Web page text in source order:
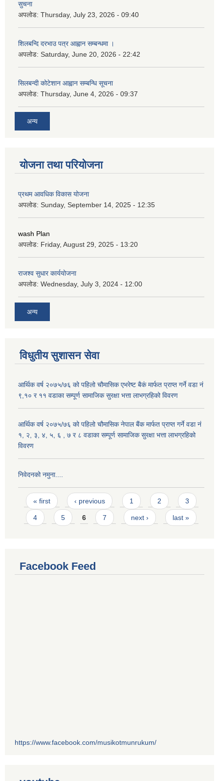
सुचना
अपलोड: Thursday, July 23, 2026 - 09:40
शिलबन्दि दरभाउ पत्र आह्वान सम्बन्धमा ।
अपलोड: Saturday, June 20, 2026 - 22:42
सिलबन्दी कोटेशान आह्वान सम्बन्धि सूचना
अपलोड: Thursday, June 4, 2026 - 09:37
अन्य
योजना तथा परियोजना
प्रथम आवधिक विकास योजना
अपलोड: Sunday, September 14, 2025 - 12:35
wash Plan
अपलोड: Friday, August 29, 2025 - 13:20
राजश्व सुधार कार्ययोजना
अपलोड: Wednesday, July 3, 2024 - 12:00
अन्य
विधुतीय सुशासन सेवा
आर्थिक वर्ष २०७५/७६ को पहिलो चौमासिक एभरेष्ट बैकं मार्फत प्राप्त गर्ने वडा नं
९,१० र ११ वडाका सम्पूर्ण सामाजिक सुरक्षा भत्ता लाभग्रहिको विवरण
आर्थिक वर्ष २०७५/७६ को पहिलो चौमासिक नेपाल बैंक मार्फत प्राप्त गर्ने वडा नं
१, २, ३, ४, ५, ६ , ७ र ८ वडाका सम्पूर्ण सामाजिक सुरक्षा भत्ता लाभग्रहिको
विवरण
निवेदनको नमुना....
Pages
« first ‹ previous 1 2 3
4 5 6 7 next › last »
Facebook Feed
https://www.facebook.com/musikotmunrukum/